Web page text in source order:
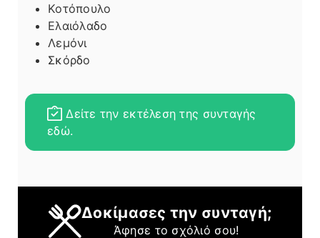
Κοτόπουλο
Ελαιόλαδο
Λεμόνι
Σκόρδο
Δείτε την εκτέλεση της συνταγής
εδώ.
Δοκίμασες την συνταγή;
Άφησε το σχόλιό σου!